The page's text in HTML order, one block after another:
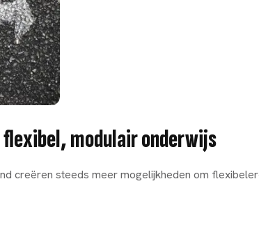
modulair onderwijs
creëren steeds meer mogelijkheden om